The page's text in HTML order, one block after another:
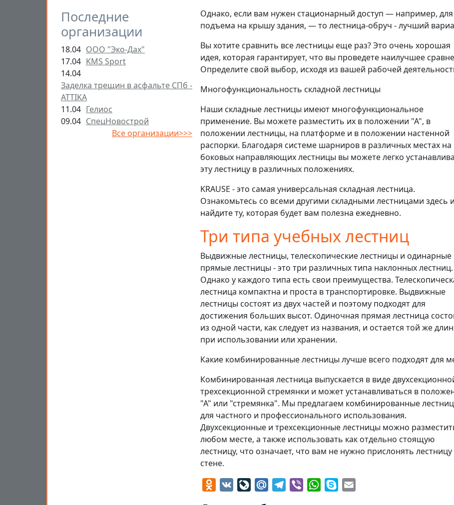
Последние
организации
18.04 ООО "Эко-Дах"
17.04 KMS Sport
14.04
Заделка трещин в асфальте СПб -
ATTIKA
11.04 Гелиос
09.04 СпецНовострой
Все организации>>>
Однако, если вам нужен стационарный доступ — например, для
подъема на крышу здания, — то лестница-обруч - лучший
Вы хотите сравнить все лестницы еще раз? Это очень хорошая
идея, которая гарантирует, что вы проведете наилучшее
Определите свой выбор, исходя из вашей рабочей
Многофункциональность складной лестницы
Наши складные лестницы имеют многофункциональное
применение. Вы можете разместить их в положении "А", в
положении лестницы, на платформе и в положении настенной
распорки. Благодаря системе шарниров в различных местах на
боковых направляющих лестницы вы можете легко
эту лестницу в различных положениях.
KRAUSE - это самая универсальная складная лестница.
Ознакомьтесь со всеми другими складными лестницами здесь и
найдите ту, которая будет вам полезна ежедневно.
Три типа учебных лестниц
Выдвижные лестницы, телескопические лестницы и одинарные
прямые лестницы - это три различных типа наклонных лестниц.
Однако у каждого типа есть свои преимущества.
лестница компактна и проста в транспортировке. Выдвижные
лестницы состоят из двух частей и поэтому подходят для
достижения больших высот. Одиночная прямая лестница
из одной части, как следует из названия, и остается той же
при использовании или хранении.
Какие комбинированные лестницы лучше всего подходят для
Комбинированная лестница выпускается в виде
трехсекционной стремянки и может устанавливаться в
"А" или "стремянка". Мы предлагаем комбинированные
для частного и профессионального использования.
Двухсекционные и трехсекционные лестницы можно
любом месте, а также использовать как отдельно стоящую
лестницу, что означает, что вам не нужно прислонять лестницу
стене.
Odnoklassniki
VK LiveJournal
Mail.RuTelegram
Viber WhatsApp
Skype